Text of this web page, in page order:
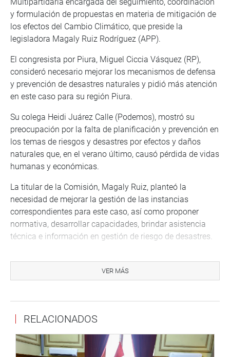
y formulación de propuestas en materia de mitigación de
los efectos del Cambio Climático, que preside la
legisladora Magaly Ruiz Rodríguez (APP).
El congresista por Piura, Miguel Ciccia Vásquez (RP),
consideró necesario mejorar los mecanismos de defensa
y prevención de desastres naturales y pidió más atención
en este caso para su región Piura.
Su colega Heidi Juárez Calle (Podemos), mostró su
preocupación por la falta de planificación y prevención en
los temas de riesgos y desastres por efectos y daños
naturales que, en el verano último, causó pérdida de vidas
humanas y económicas.
La titular de la Comisión, Magaly Ruiz, planteó la
necesidad de mejorar la gestión de las instancias
correspondientes para este caso, así como proponer
normativa, desarrollar capacidades, brindar asistencia
técnica e información en gestión de riesgo de desastres.
Centro Nacional de Estimación, Prevención y Reducción
del Riesgo de Desastres -CENEPRED, Enrique Villanueva
incumplimiento de las entidades públicas en la
riesgo de desastres.
VER MÁS
RELACIONADOS